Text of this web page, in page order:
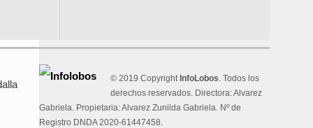
© 2019 Copyright InfoLobos. Todos los
derechos reservados. Directora: Alvarez
Gabriela. Propietaria: Alvarez Zunilda Gabriela. Nº de
Registro DNDA 2020-61447458.